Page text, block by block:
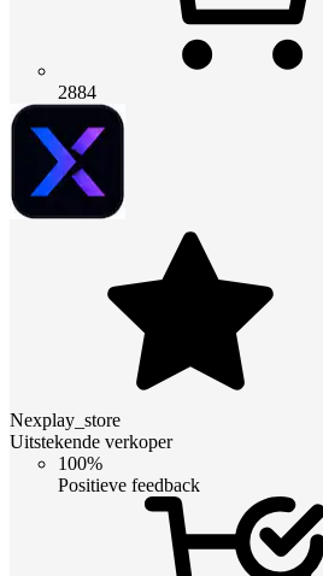
2884
Nexplay_store
Uitstekende verkoper
100%
Positieve feedback